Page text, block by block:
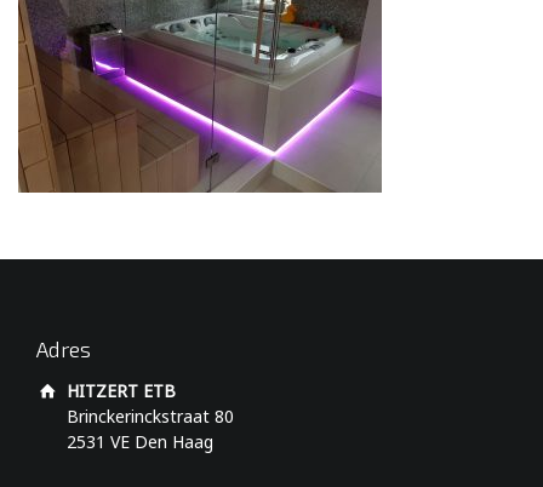
Adres
HITZERT ETB
Brinckerinckstraat 80
2531 VE Den Haag